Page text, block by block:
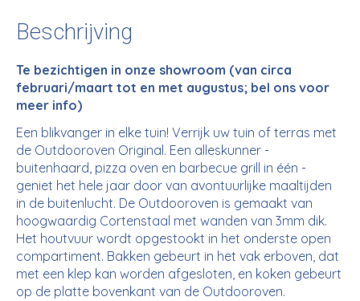
Beschrijving
Te bezichtigen in onze showroom (van circa
februari/maart tot en met augustus; bel ons voor
meer info)
Een blikvanger in elke tuin! Verrijk uw tuin of terras met
de Outdooroven Original. Een alleskunner -
buitenhaard, pizza oven en barbecue grill in één -
geniet het hele jaar door van avontuurlijke maaltijden
in de buitenlucht. De Outdooroven is gemaakt van
hoogwaardig Cortenstaal met wanden van 3mm dik.
Het houtvuur wordt opgestookt in het onderste open
compartiment. Bakken gebeurt in het vak erboven, dat
met een klep kan worden afgesloten, en koken gebeurt
op de platte bovenkant van de Outdooroven.